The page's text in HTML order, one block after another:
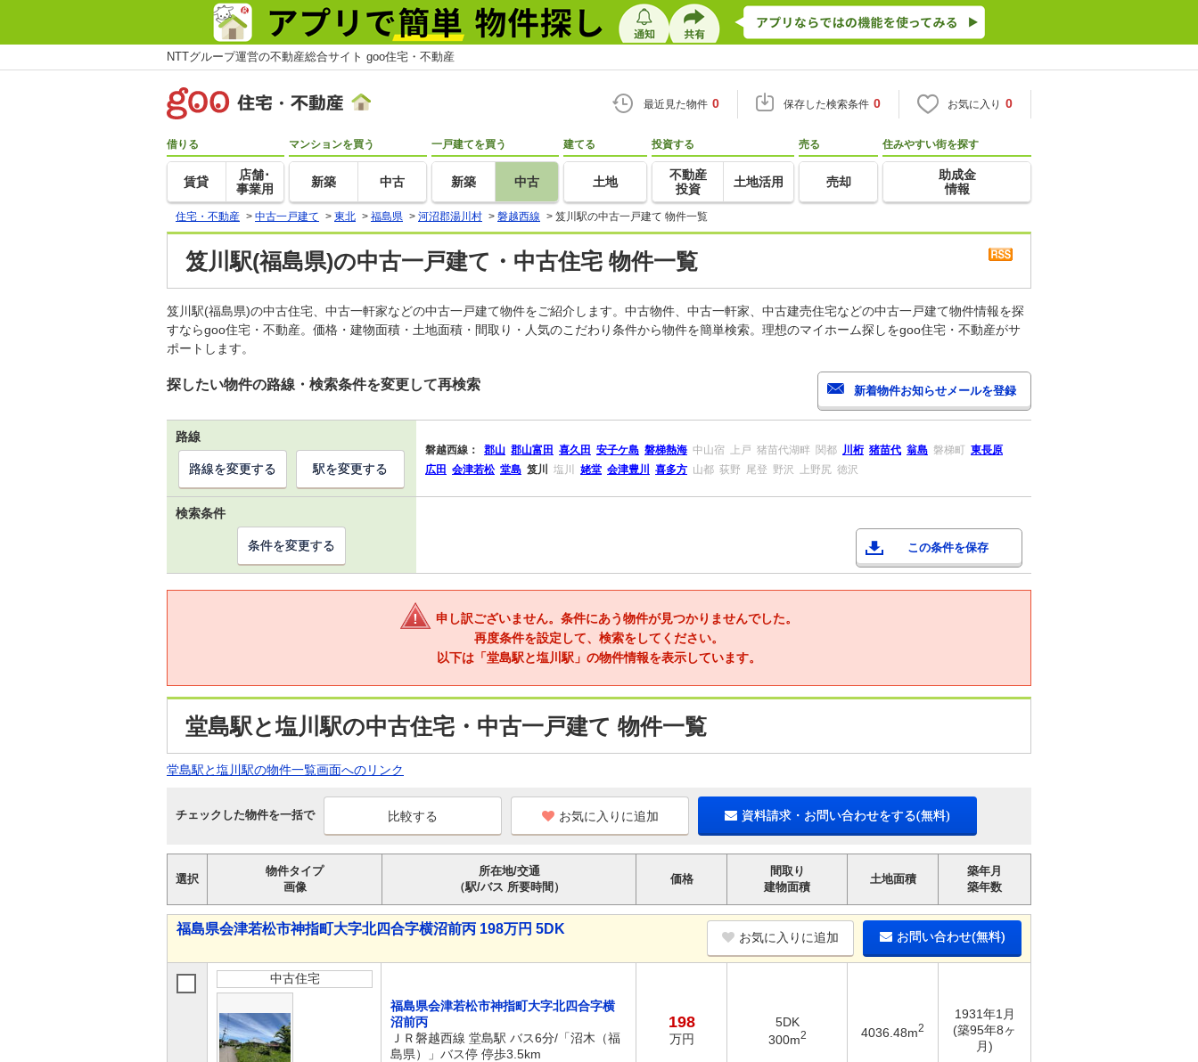
NTTグループ運営の不動産総合サイト goo住宅・不動産
最近見た物件 0 保存した検索条件 0 お気に入り 0
借りる
賃貸
店舗･
事業用
マンションを買う
新築 中古
一戸建てを買う
新築 中古
建てる
土地
投資する
不動産
投資
土地活用
売る
売却
住みやすい街を探す
助成金
情報
住宅・不動産 > 中古一戸建て > 東北 > 福島県 > 河沼郡湯川村 > 磐越西線 > 笈川駅の中古一戸建て 物件一覧
笈川駅(福島県)の中古一戸建て・中古住宅 物件一覧
笈川駅(福島県)の中古住宅、中古一軒家などの中古一戸建て物件をご紹介します。中古物件、中古一軒家、中古建売住宅などの中古一戸建て物件情報を探
すならgoo住宅・不動産。価格・建物面積・土地面積・間取り・人気のこだわり条件から物件を簡単検索。理想のマイホーム探しをgoo住宅・不動産がサ
ポートします。
探したい物件の路線・検索条件を変更して再検索
路線
磐越西線： 郡山 郡山富田 喜久田 安子ケ島 磐梯熱海 中山宿 上戸 猪苗代湖畔 関都 川桁 猪苗代 翁島 磐梯町 東長原
広田 会津若松 堂島 笈川 塩川 姥堂 会津豊川 喜多方 山都 荻野 尾登 野沢 上野尻 徳沢
路線を変更する 駅を変更する
検索条件
この条件を保存
条件を変更する
申し訳ございません。条件にあう物件が見つかりませんでした。
再度条件を設定して、検索をしてください。
以下は「堂島駅と塩川駅」の物件情報を表示しています。
堂島駅と塩川駅の中古住宅・中古一戸建て 物件一覧
堂島駅と塩川駅の物件一覧画面へのリンク
チェックした物件を一括で お気に入りに追加 資料請求・お問い合わせをする(無料)
選択
物件タイプ
画像
所在地/交通
（駅/バス 所要時間）
価格
間取り
建物面積
土地面積
築年月
築年数
福島県会津若松市神指町大字北四合字横沼前丙 198万円 5DK
お気に入りに追加 お問い合わせ(無料)
中古住宅
福島県会津若松市神指町大字北四合字横
沼前丙
ＪＲ磐越西線 堂島駅 バス6分/「沼木（福
島県）」バス停 停歩3.5km
198
万円
5DK
300m2 4036.48m2
1931年1月
(築95年8ヶ
月)